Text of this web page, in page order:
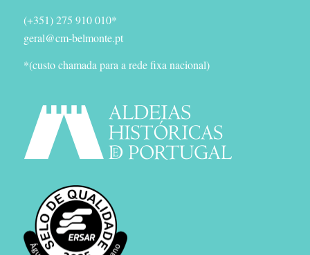
(+351) 275 910 010*
geral@cm-belmonte.pt
*(custo chamada para a rede fixa nacional)